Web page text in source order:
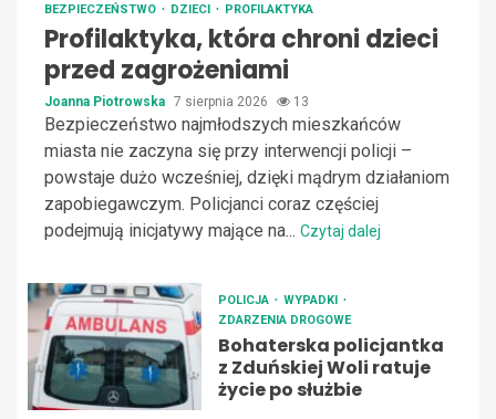
BEZPIECZEŃSTWO DZIECI PROFILAKTYKA
Profilaktyka, która chroni dzieci
przed zagrożeniami
Joanna Piotrowska 7 sierpnia 2026 13
Bezpieczeństwo najmłodszych mieszkańców
miasta nie zaczyna się przy interwencji policji –
powstaje dużo wcześniej, dzięki mądrym działaniom
zapobiegawczym. Policjanci coraz częściej
podejmują inicjatywy mające na... Czytaj dalej
POLICJA
WYPADKI
ZDARZENIA DROGOWE
Bohaterska policjantka
z Zduńskiej Woli ratuje
życie po służbie